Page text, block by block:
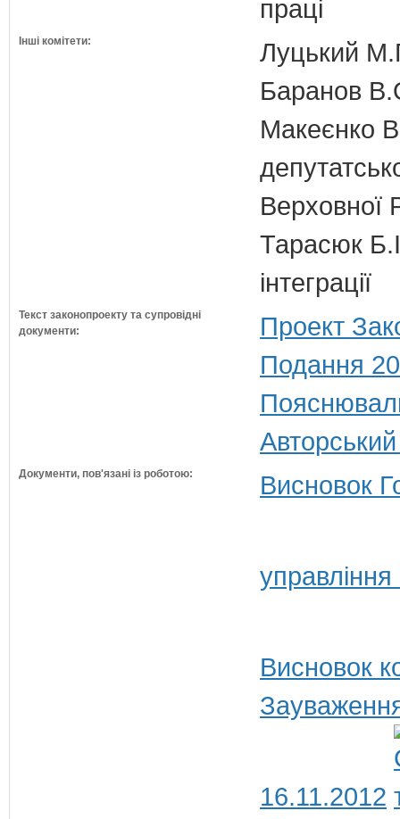
праці
Інші комітети:
Луцький
Баранов
Макеєнко
Верховної
Тарасюк
інтеграції
Текст законопроекту та супровідні
документи:
Проект
Подання
Документи, пов'язані із роботою: Висновок
Висновок
16.11.2012